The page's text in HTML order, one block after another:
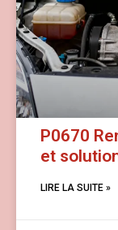
P0670
et
LIRE LA SUITE »